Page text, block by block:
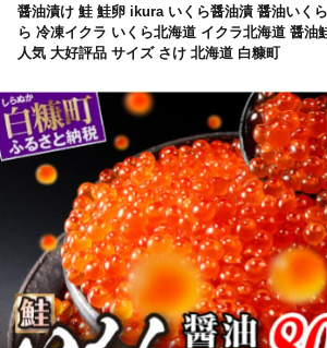
醤油漬け 鮭 鮭卵 ikura いくら醤油漬 醤油いく
ら 冷凍イクラ いくら北海道 イクラ北海道 醤油
人気 大好評品 サイズ さけ 北海道 白糠町